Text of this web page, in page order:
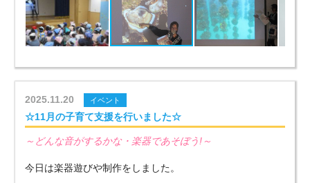
2025.11.20 イベント
☆11月の子育て支援を行いました☆
～どんな音がするかな・楽器であそぼう!～
今日は楽器遊びや制作をしました。